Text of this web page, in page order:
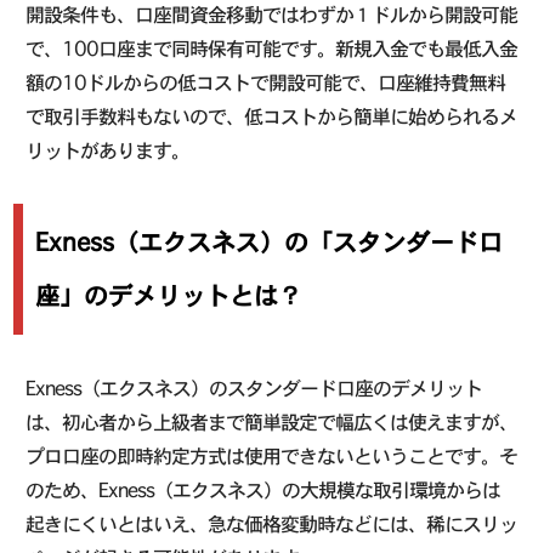
開設条件も、口座間資金移動ではわずか１ドルから開設可能
で、100口座まで同時保有可能です。新規入金でも最低入金
額の10ドルからの低コストで開設可能で、口座維持費無料
で取引手数料もないので、低コストから簡単に始められるメ
リットがあります。
Exness（エクスネス）の「スタンダード口
座」のデメリットとは？
Exness（エクスネス）のスタンダード口座のデメリット
は、初心者から上級者まで簡単設定で幅広くは使えますが、
プロ口座の即時約定方式は使用できないということです。そ
のため、Exness（エクスネス）の大規模な取引環境からは
起きにくいとはいえ、急な価格変動時などには、稀にスリッ